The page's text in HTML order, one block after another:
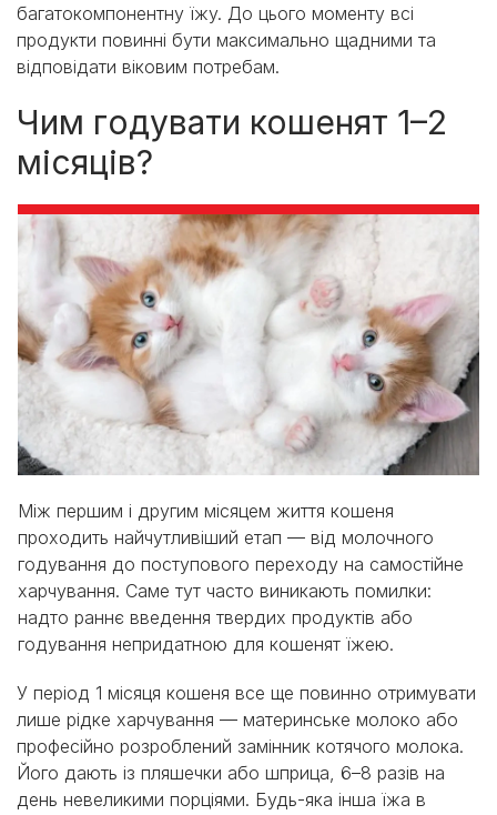
багатокомпонентну їжу. До цього моменту всі
продукти повинні бути максимально щадними та
відповідати віковим потребам.
Чим годувати кошенят 1–2
місяців?
Між першим і другим місяцем життя кошеня
проходить найчутливіший етап — від молочного
годування до поступового переходу на самостійне
харчування. Саме тут часто виникають помилки:
надто раннє введення твердих продуктів або
годування непридатною для кошенят їжею.
У період 1 місяця кошеня все ще повинно отримувати
лише рідке харчування — материнське молоко або
професійно розроблений замінник котячого молока.
Його дають із пляшечки або шприца, 6–8 разів на
день невеликими порціями. Будь-яка інша їжа в